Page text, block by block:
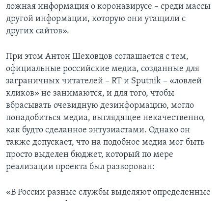
ложная информация о коронавирусе – среди массы
другой информации, которую они утащили с
других сайтов».
При этом Антон Шеховцов соглашается с тем,
официальные российские медиа, созданные для
заграничных читателей – RT и Sputnik – «ловлей
кликов» не занимаются, и для того, чтобы
вбрасывать очевидную дезинформацию, могло
понадобиться медиа, выглядящее некачественно,
как будто сделанное энтузиастами. Однако он
также допускает, что на подобное медиа мог быть
просто выделен бюджет, который по мере
реализации проекта был разворован:
«В России разные службы выделяют определенные